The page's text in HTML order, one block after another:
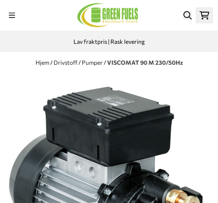
Lav fraktpris | Rask levering
Hjem / Drivstoff / Pumper /VISCOMAT 90 M 230/50Hz